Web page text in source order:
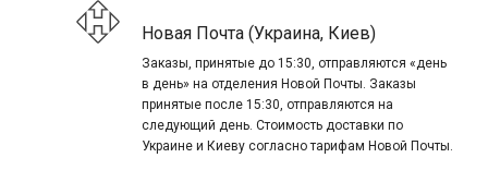
Новая Почта (Украина, Киев)
Заказы, принятые до 15:30, отправляются «день
в день» на отделения Новой Почты. Заказы
принятые после 15:30, отправляются на
следующий день. Стоимость доставки по
Украине и Киеву согласно тарифам Новой Почты.